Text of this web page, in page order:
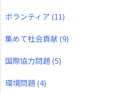
ボランティア (11)
集めて社会貢献 (9)
国際協力問題(5)
環境問題(4)